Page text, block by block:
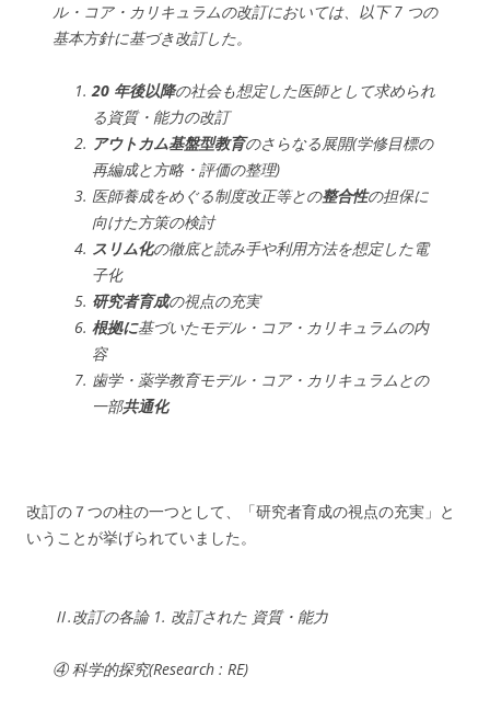
ル・コア・カリキュラムの改訂においては、以下 7 つの
基本方針に基づき改訂した。
20 年後以降の社会も想定した医師として求められ
る資質・能力の改訂
アウトカム基盤型教育のさらなる展開(学修目標の
再編成と方略・評価の整理)
医師養成をめぐる制度改正等との整合性の担保に
向けた方策の検討
スリム化の徹底と読み手や利用方法を想定した電
子化
研究者育成の視点の充実
根拠に基づいたモデル・コア・カリキュラムの内
容
歯学・薬学教育モデル・コア・カリキュラムとの
一部共通化
改訂の７つの柱の一つとして、「研究者育成の視点の充実」と
いうことが挙げられていました。
Ⅱ.改訂の各論 1. 改訂された 資質・能力
④ 科学的探究(Research : RE)